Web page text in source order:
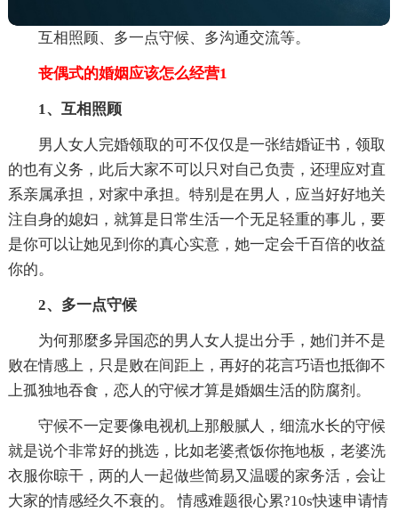
互相照顾、多一点守候、多沟通交流等。
丧偶式的婚姻应该怎么经营1
1、互相照顾
男人女人完婚领取的可不仅仅是一张结婚证书，领取
的也有义务，此后大家不可以只对自己负责，还理应对直
系亲属承担，对家中承担。特别是在男人，应当好好地关
注自身的媳妇，就算是日常生活一个无足轻重的事儿，要
是你可以让她见到你的真心实意，她一定会千百倍的收益
你的。
2、多一点守候
为何那麼多异国恋的男人女人提出分手，她们并不是
败在情感上，只是败在间距上，再好的花言巧语也抵御不
上孤独地吞食，恋人的守候才算是婚姻生活的防腐剂。
守候不一定要像电视机上那般腻人，细流水长的守候
就是说个非常好的挑选，比如老婆煮饭你拖地板，老婆洗
衣服你晾干，两的人一起做些简易又温暖的家务活，会让
大家的情感经久不衰的。 情感难题很心累?10s快速申请情